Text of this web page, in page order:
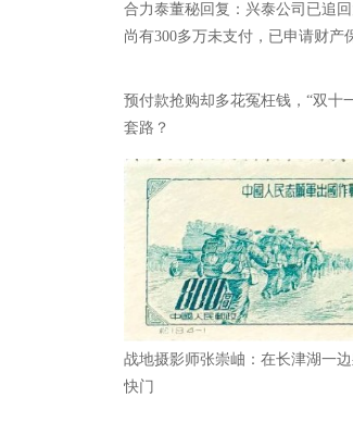
合力泰董秘回复：兴泰公司已追回
尚有300多万未支付，已申请财产
预付款抢购却多花冤枉钱，“双十
套路？
战地摄影师张崇岫：在长津湖一
快门